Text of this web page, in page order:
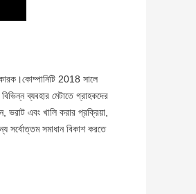
2018 সালে
ব্যবহার মেটাতে গ্রাহকদের
ভরাট এবং খালি করার প্রক্রিয়া,
সর্বোত্তম সমাধান বিকাশ করতে